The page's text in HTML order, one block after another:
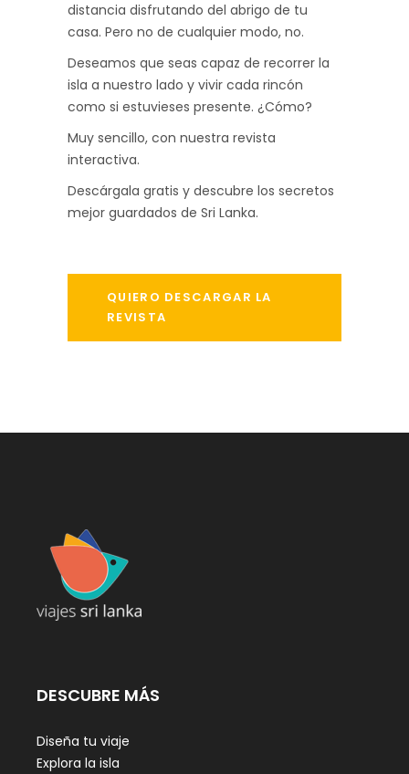
distancia disfrutando del abrigo de tu
casa. Pero no de cualquier modo, no.
Deseamos que seas capaz de recorrer la
isla a nuestro lado y vivir cada rincón
como si estuvieses presente. ¿Cómo?
Muy sencillo, con nuestra revista
interactiva.
Descárgala gratis y descubre los secretos
mejor guardados de Sri Lanka.
QUIERO DESCARGAR LA
REVISTA
DESCUBRE MÁS
Diseña tu viaje
Explora la isla